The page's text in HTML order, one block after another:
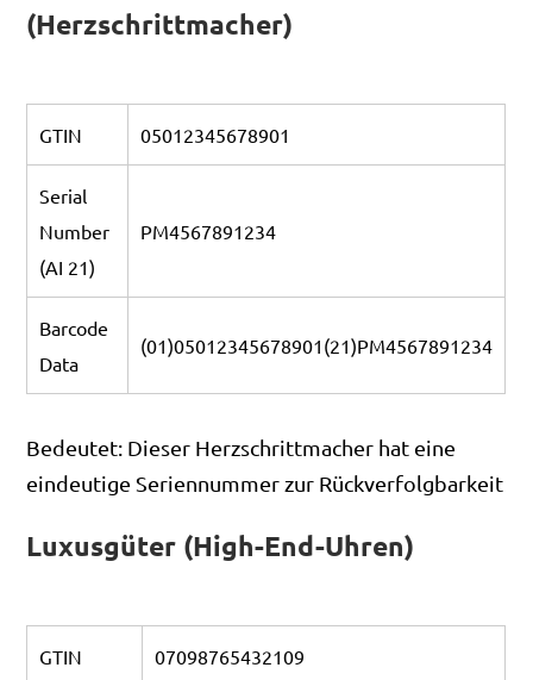
(Herzschrittmacher)
GTIN 05012345678901
Serial
Number
(AI 21)
PM4567891234
Barcode
Data
(01)05012345678901(21)PM4567891234
Bedeutet: Dieser Herzschrittmacher hat eine
eindeutige Seriennummer zur Rückverfolgbarkeit
Luxusgüter (High-End-Uhren)
GTIN 07098765432109